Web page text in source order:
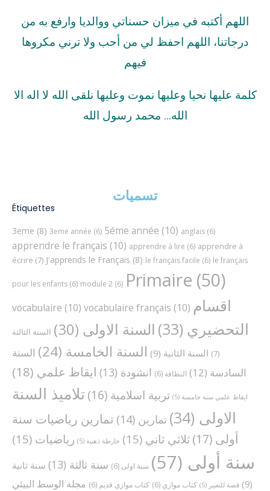
اللهم أكتبه في ميزان حسناتي ووالديا وارفع به من
درجاتنا، اللهم احفظ لي من أحب ولا ترني مكروها
فيهم
كلمة عليها نحيا وعليها نموت وعليها نلقى الله لا اله الا
الله… محمد رسول الله
تسميات
Étiquettes
3eme (8) 3eme année (6) 5éme année (10) anglais (6)
apprendre le français (10) apprendre à lire (6) apprendre à
écrire (7) J'apprends le Français (8) le français facile (6) le français
pour les enfants (6) module 2 (6) Primaire (50)
vocabulaire (10) vocabulaire français (10) اقسام
التحضيري (33) السنة الاولى (30)
السنة الثالثة
(7)
السنة الثانية (9) السنة الخامسة (24)
السنة
السادسة (12) النظافة (6) انشودة (13) ايقاظ علمي (18)
ايقاظ علمي سنة خامسة (5) تربية اسلامية (16)
تلاميذ السنة
الاولى (34) تمارين (14)
تمارين رياضيات سنة
أولى (17) ثلاثي ثاني (15) خارطة ذهنية (5) رياضيات (15)
سنة أولى (57) سنة اولى (6) سنة ثالثة (13)
سنة ثانية
(9)
قصة للتعبير (5) كتاب موازي (6) كتاب موازي قديم (6)
مجلة الوسط البيئي